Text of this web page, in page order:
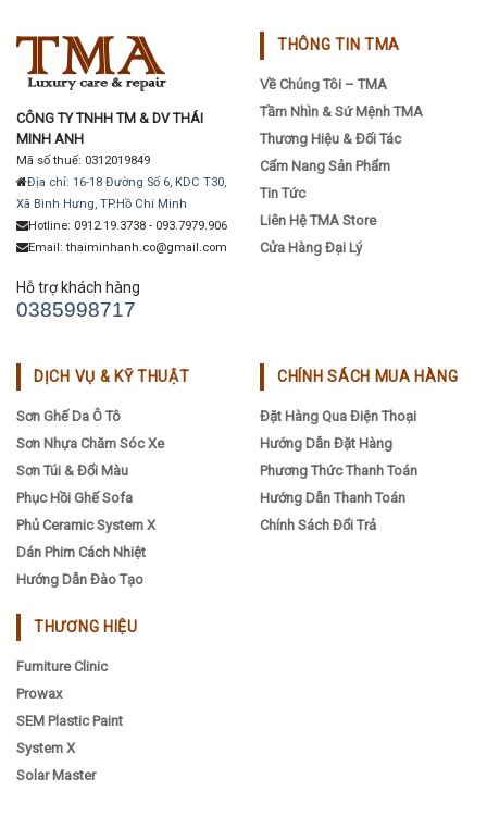
CÔNG TY TNHH TM & DV THÁI
MINH ANH
Mã số thuế: 0312019849
Địa chỉ: 16-18 Đường Số 6, KDC T30,
Xã Bình Hưng, TP.Hồ Chí Minh
Hotline: 0912.19.3738 - 093.7979.906
Email: thaiminhanh.co@gmail.com
Hỗ trợ khách hàng
0385998717
THÔNG TIN TMA
Về Chúng Tôi – TMA
Tầm Nhìn & Sứ Mệnh TMA
Thương Hiệu & Đối Tác
Cẩm Nang Sản Phẩm
Tin Tức
Liên Hệ TMA Store
Cửa Hàng Đại Lý
DỊCH VỤ & KỸ THUẬT
Sơn Ghế Da Ô Tô
Sơn Nhựa Chăm Sóc Xe
Sơn Túi & Đổi Màu
Phục Hồi Ghế Sofa
Phủ Ceramic System X
Dán Phim Cách Nhiệt
Hướng Dẫn Đào Tạo
CHÍNH SÁCH MUA HÀNG
Đặt Hàng Qua Điện Thoại
Hướng Dẫn Đặt Hàng
Phương Thức Thanh Toán
Hướng Dẫn Thanh Toán
Chính Sách Đổi Trả
THƯƠNG HIỆU
Furniture Clinic
Prowax
SEM Plastic Paint
System X
Solar Master